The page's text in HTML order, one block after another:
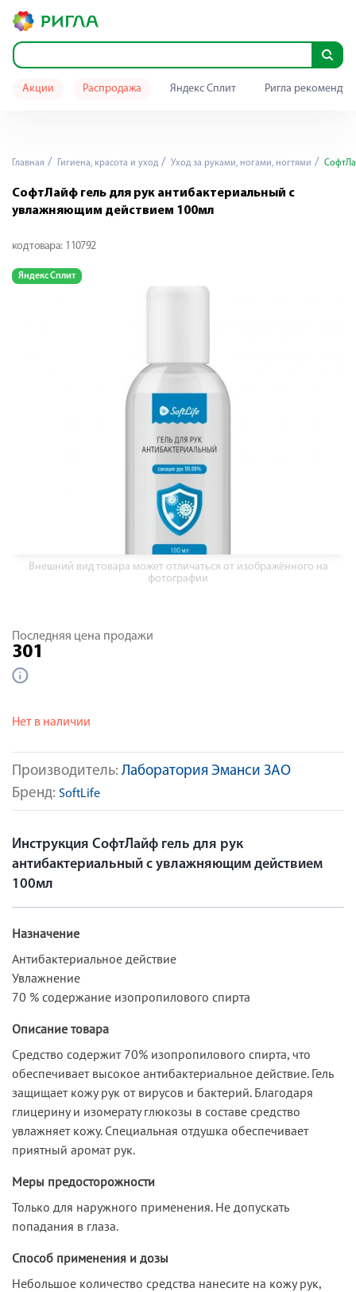
Акции Распродажа Яндекс Сплит Ригла
Главная Гигиена, красота и уход Уход за руками, ногами, ногтями
СофтЛайф гель для рук антибактериальный с
увлажняющим действием 100мл
код товара: 110792
Яндекс Сплит
Внешний вид товара может отличаться от изображённого на
фотографии
Производитель: Лаборатория Эманси ЗАО
Бренд: SoftLife
Последняя цена продажи
301
Нет в наличии
Инструкция СофтЛайф гель для рук
антибактериальный с увлажняющим действием
100мл
Назначение
Антибактериальное действие
Увлажнение
70 % cодержание изопропилового спирта
Описание товара
Средство содержит 70% изопропилового спирта, что
обеспечивает высокое антибактериальное действие. Гель
защищает кожу рук от вирусов и бактерий. Благодаря
глицерину и изомерату глюкозы в составе средство
увлажняет кожу. Специальная отдушка обеспечивает
приятный аромат рук.
Меры предосторожности
Только для наружного применения. Не допускать
попадания в глаза.
Способ применения и дозы
Небольшое количество средства нанесите на кожу рук,